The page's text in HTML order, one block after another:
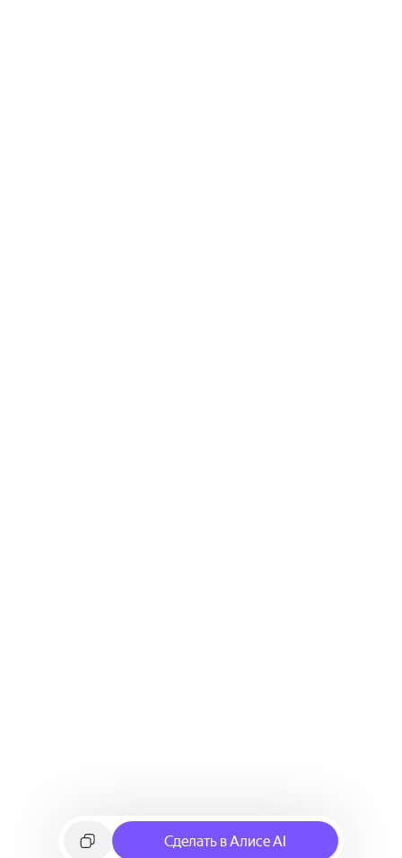
Сделать в Алисе AI